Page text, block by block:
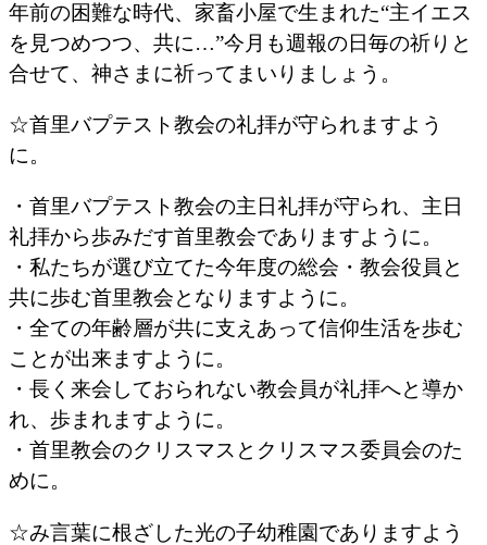
年前の困難な時代、家畜小屋で生まれた“主イエス
を見つめつつ、共に…”今月も週報の日毎の祈りと
合せて、神さまに祈ってまいりましょう。
☆首里バプテスト教会の礼拝が守られますよう
に。
・首里バプテスト教会の主日礼拝が守られ、主日
礼拝から歩みだす首里教会でありますように。
・私たちが選び立てた今年度の総会・教会役員と
共に歩む首里教会となりますように。
・全ての年齢層が共に支えあって信仰生活を歩む
ことが出来ますように。
・長く来会しておられない教会員が礼拝へと導か
れ、歩まれますように。
・首里教会のクリスマスとクリスマス委員会のた
めに。
☆み言葉に根ざした光の子幼稚園でありますよう